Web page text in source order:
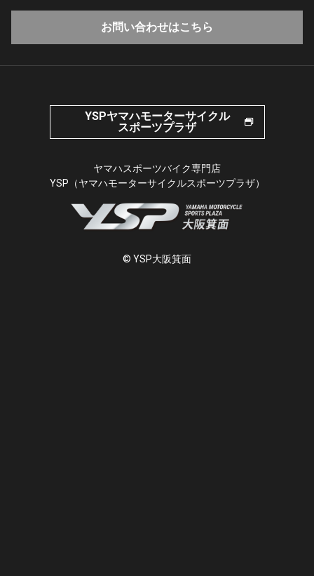
お問い合わせはこちら
YSPヤマハモーターサイクル
スポーツプラザ
ヤマハスポーツバイク専門店
YSP（ヤマハモーターサイクルスポーツプラザ）
© YSP大阪箕面